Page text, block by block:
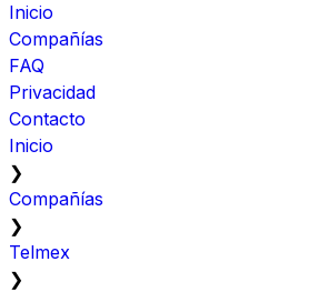
Inicio
Compañías
FAQ
Privacidad
Contacto
Inicio
❯
Compañías
❯
Telmex
❯